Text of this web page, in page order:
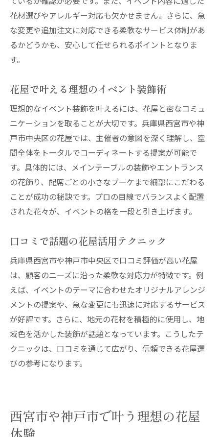
花材選びやアレルギー対応も欠かせません。さらに、急
な変更や追加注文に対応できる柔軟なサービス体制があ
るかどうかも、安心して任せられるポイントとなりま
す。
花屋で叶える理想のイベント装飾術
理想的なイベント装飾を叶えるには、花屋と密なコミュ
ニケーションを取ることが大切です。兵庫県西宮市や神
戸市中央区の花屋では、主催者の意図を深く理解し、空
間全体をトータルでコーディネートする提案が可能で
す。具体的には、メインテーブルの装飾やエントランス
の花飾り、配席ごとの小さなブーケまで細部にこだわる
ことが成功の秘訣です。プロの目線でバランスよく配置
された花々が、イベントの格を一段と引き上げます。
口コミで話題の花屋活用テクニック
兵庫県西宮市や神戸市中央区で口コミ評価が高い花屋
は、顧客のニーズに沿った柔軟な対応力が特徴です。例
えば、イベントのテーマに合わせたオリジナルアレンジ
メントの提案や、急な変更にも迅速に対応するサービス
が好評です。さらに、地元の花材を積極的に使用し、地
域色を活かした装飾が話題となっています。こうしたテ
クニックは、口コミを通じて広がり、信頼できる花屋選
びの参考になります。
西宮市や神戸市で叶う理想の花屋